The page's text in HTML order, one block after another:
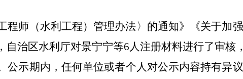
程师（水利工程）管理办法〉的通知》《关于加
自治区水利厅对景宁宁等6人注册材料进行了审核
公示期内，任何单位或者个人对公示内容持有异议